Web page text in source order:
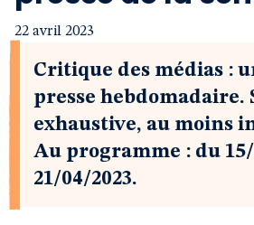
22 avril 2023
Critique des médias :
presse hebdomadaire.
exhaustive, au moins
Au programme : du 15/
21/04/2023.